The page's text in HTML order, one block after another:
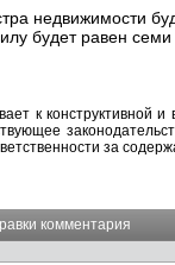
недвижимости
будет равен
к конструктивной
за
комментария